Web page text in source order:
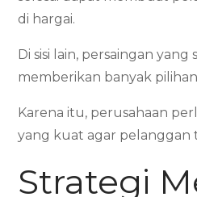
di hargai.
Di sisi lain, persaingan
memberikan banyak
Karena itu, perusahaan
yang kuat agar pelanggan
Strategi